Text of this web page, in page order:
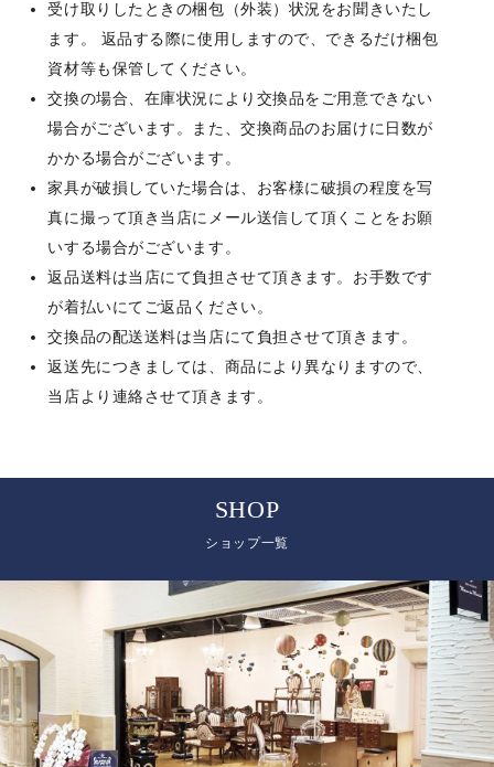
受け取りしたときの梱包（外装）状況をお聞きいたし
ます。 返品する際に使用しますので、できるだけ梱包
資材等も保管してください。
交換の場合、在庫状況により交換品をご用意できない
場合がございます。また、交換商品のお届けに日数が
かかる場合がございます。
家具が破損していた場合は、お客様に破損の程度を写
真に撮って頂き当店にメール送信して頂くことをお願
いする場合がございます。
返品送料は当店にて負担させて頂きます。お手数です
が着払いにてご返品ください。
交換品の配送送料は当店にて負担させて頂きます。
返送先につきましては、商品により異なりますので、
当店より連絡させて頂きます。
SHOP
ショップ一覧